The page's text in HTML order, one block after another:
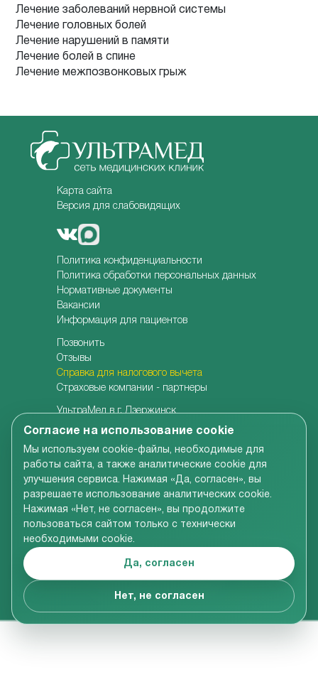
Согласие на использование cookie
Мы используем cookie-файлы, необходимые для
работы сайта, а также аналитические cookie для
улучшения сервиса. Нажимая «Да, согласен», вы
разрешаете использование аналитических cookie.
Нажимая «Нет, не согласен», вы продолжите
пользоваться сайтом только с технически
необходимыми cookie.
Да, согласен
Нет, не согласен
Лечение заболеваний нервной системы
Лечение головных болей
Лечение нарушений в памяти
Лечение болей в спине
Лечение межпозвонковых грыж
Карта сайта
Версия для слабовидящих
Политика конфиденциальности
Политика обработки персональных данных
Нормативные документы
Вакансии
Информация для пациентов
Позвонить
Отзывы
Справка для налогового вычета
Страховые компании - партнеры
УльтраМед в г. Дзержинск
УльтраМед в г. Кстово
Центр медицины плода
Центр врачебной косметологии
Семейная стоматология
Детская адаптивная стоматология
Вся информация, размещенная на сайте компании,
ознакомительный характер и не является
публичной офертой в соответствии со ст.437 ГК РФ
© УльтраМед 2002-2024